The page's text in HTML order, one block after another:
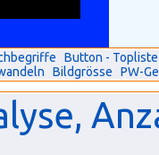
Button - Topliste
Bildgrösse PW-